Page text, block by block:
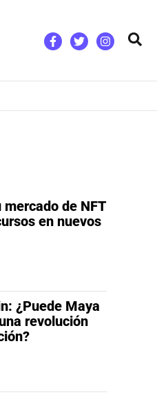
de NFT
en nuevos
¿Puede Maya
revolución